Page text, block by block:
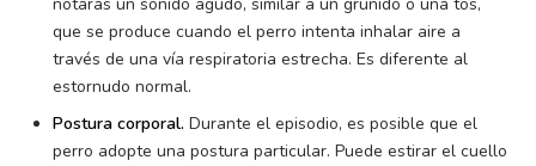
que se produce cuando el perro intenta inhalar aire a
través de una vía respiratoria estrecha. Es diferente al
estornudo normal.
Postura corporal. Durante el episodio, es posible que el
perro adopte una postura particular. Puede estirar el cuello